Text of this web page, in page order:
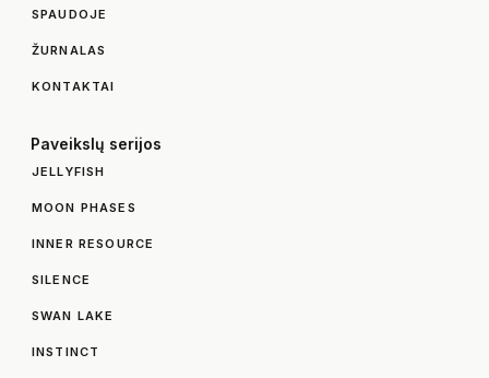
SPAUDOJE
ŽURNALAS
KONTAKTAI
Paveikslų serijos
JELLYFISH
MOON PHASES
INNER RESOURCE
SILENCE
SWAN LAKE
INSTINCT